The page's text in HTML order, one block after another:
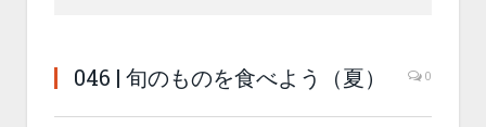
046 | 旬のものを食べよう（夏） 0